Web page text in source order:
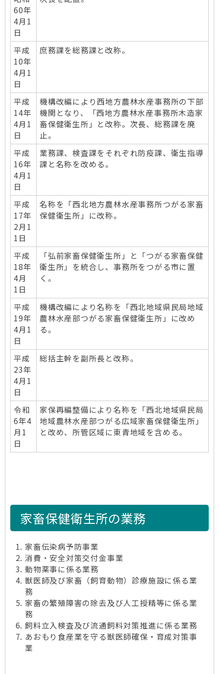
60年
4月1
日
平成
10年
4月1
日
庶務課を総務課と改称。
平成
14年
4月1
日
機構改編により西地方農林水産事務所の下部
機関となり、「西地方農林水産事務所木造家
畜保健衛生所」と改称。次長、総務課を廃
止。
平成
16年
4月1
日
業務課、検査課をそれぞれ防疫課、衛生指導
課と名称を改める。
平成
17年
2月1
1日
名称を「西北地方農林水産事務所つがる家畜
保健衛生所」に改称。
平成
18年
4月
1日
「弘前家畜保健衛生所」と「つがる家畜保健
衛生所」を統合し、事務所をつがる市に置
く。
平成
19年
4月1
日
機構改編により名称を「西北地域県民局地域
農林水産部つがる家畜保健衛生所」に改め
る。
平成
23年
4月1
日
総括主幹を副所長と改称。
令和
6年4
月1
日
家保再編整備により名称を「西北地域県民局
地域農林水産部つがる広域家畜保健衛生所」
と改め、所管区域に東青地域を含める。
家畜保健衛生所の業務
家畜伝染病予防事業
消費・安全対策交付金事業
動物薬事に係る業務
獣医師及び家畜（飼育動物）診療施設に係る業
務
家畜の繁殖障害の除去及び人工授精等に係る業
務
飼料立入検査及び流通飼料対策推進に係る業務
あおもり食産業を守る獣医師確保・育成対策事
業